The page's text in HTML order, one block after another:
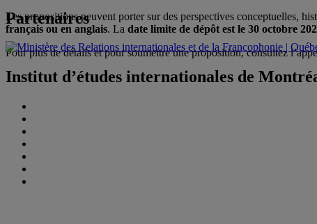
Les propositions peuvent porter sur des perspectives conceptuelles,
français ou en anglais. La date limite de dépôt est le 30 octobre
Pour plus de détails et pour soumettre une proposition, consultez
Partenaires
Institut d’études internationales de